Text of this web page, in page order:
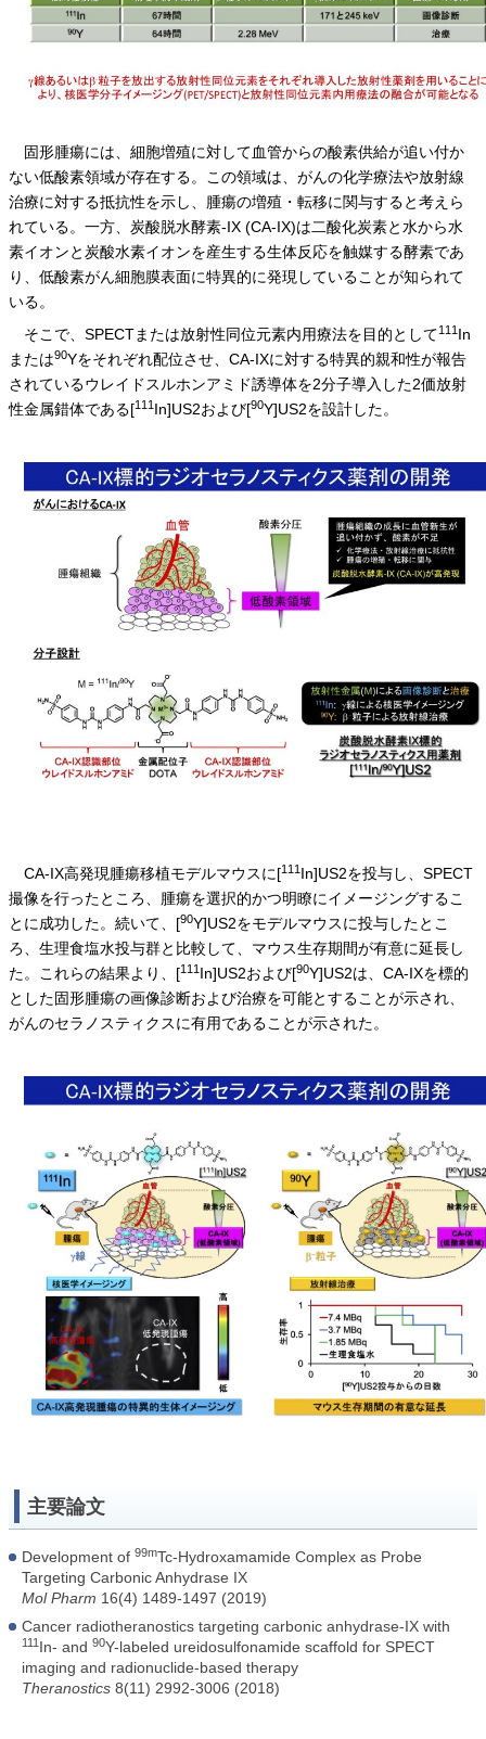
固形腫瘍には、細胞増殖に対して血管からの酸素供給が追い付か
ない低酸素領域が存在する。この領域は、がんの化学療法や放射線
治療に対する抵抗性を示し、腫瘍の増殖・転移に関与すると考えら
れている。一方、炭酸脱水酵素-IX (CA-IX)は二酸化炭素と水から水
素イオンと炭酸水素イオンを産生する生体反応を触媒する酵素であ
り、低酸素がん細胞膜表面に特異的に発現していることが知られて
いる。
そこで、SPECTまたは放射性同位元素内用療法を目的として111 In
または90Yをそれぞれ配位させ、CA-IXに対する特異的親和性が報告
されているウレイドスルホンアミド誘導体を2分子導入した2価放射
性金属錯体である[111 In]US2および[90Y]US2を設計した。
CA-IX高発現腫瘍移植モデルマウスに[111 In]US2を投与し、SPECT
撮像を行ったところ、腫瘍を選択的かつ明瞭にイメージングするこ
とに成功した。続いて、[90Y]US2をモデルマウスに投与したとこ
ろ、生理食塩水投与群と比較して、マウス生存期間が有意に延長し
た。これらの結果より、[111 In]US2および[90Y]US2は、CA-IXを標的
とした固形腫瘍の画像診断および治療を可能とすることが示され、
がんのセラノスティクスに有用であることが示された。
主要論文
Development of 99mTc-Hydroxamamide Complex as Probe
Targeting Carbonic Anhydrase IX
Mol Pharm 16(4) 1489-1497 (2019)
Cancer radiotheranostics targeting carbonic anhydrase-IX with
111 In- and 90Y-labeled ureidosulfonamide scaffold for SPECT
imaging and radionuclide-based therapy
Theranostics 8(11) 2992-3006 (2018)